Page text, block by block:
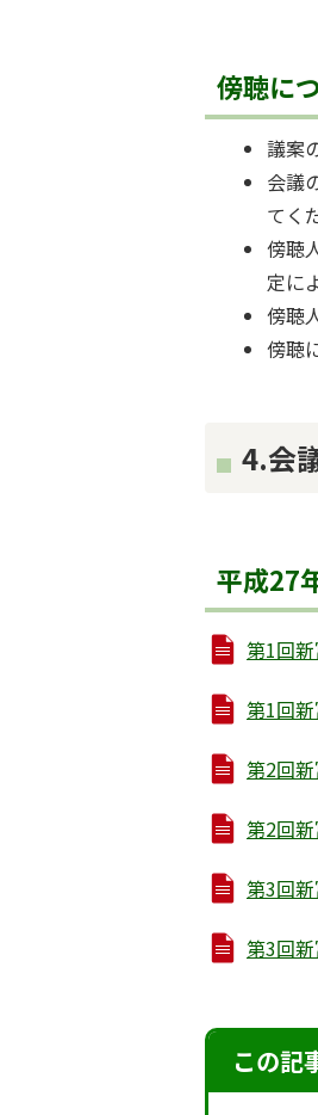
傍聴に
議案
会議
てく
傍聴
定に
傍聴
傍聴
4.会
平成27
第1回
第1回
第2回
第2回
第3回
第3回
この記